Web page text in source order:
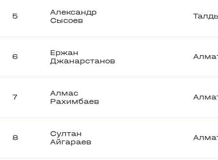
5
Александр
Сысоев
6
Ержан
Джанарстанов
7
Алмас
Рахимбаев
8
Султан
Айгараев